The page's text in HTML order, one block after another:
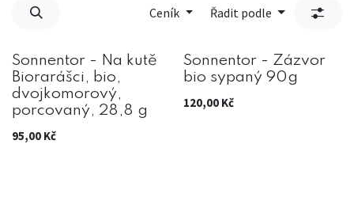
Ceník
Řadit podle
Sonnentor - Na kutě
Biorarášci, bio,
dvojkomorový,
porcovaný, 28,8 g
95,00 Kč
Sonnentor - Zázvor
bio sypaný 90g
120,00Kč